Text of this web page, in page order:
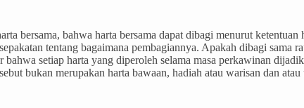
bersama, bahwa harta bersama dapat dibagi menurut
tentang bagaimana pembagiannya. Apakah dibagi sama
setiap harta yang diperoleh selama masa perkawinan
bukan merupakan harta bawaan, hadiah atau warisan dan